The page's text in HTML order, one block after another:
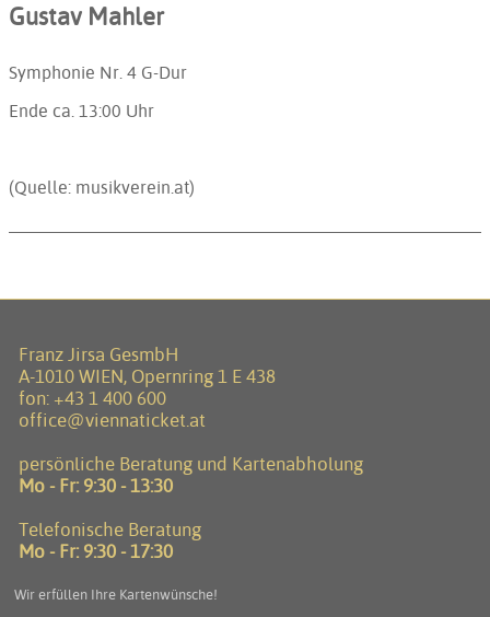
Gustav Mahler
Symphonie Nr. 4 G-Dur
Ende ca. 13:00 Uhr
(Quelle: musikverein.at)
Franz Jirsa GesmbH
A-1010 WIEN, Opernring 1 E 438
fon: +43 1 400 600
office@viennaticket.at
persönliche Beratung und Kartenabholung
Mo - Fr: 9:30 - 13:30
Telefonische Beratung
Mo - Fr: 9:30 - 17:30
Wir erfüllen Ihre Kartenwünsche!